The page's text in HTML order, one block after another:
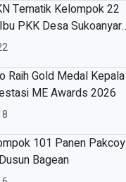
Tematik Kelompok 22
PKK Desa Sukoanyar
Ecoprint
Raih Gold Medal Kepala
ME Awards 2026
101 Panen Pakcoy
Bagean